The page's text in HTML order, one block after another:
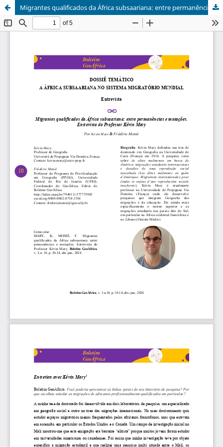
Migrantes qualificados da África subsaariana: entre permanências e mutações. Entrevista do Professor Kévin Mary